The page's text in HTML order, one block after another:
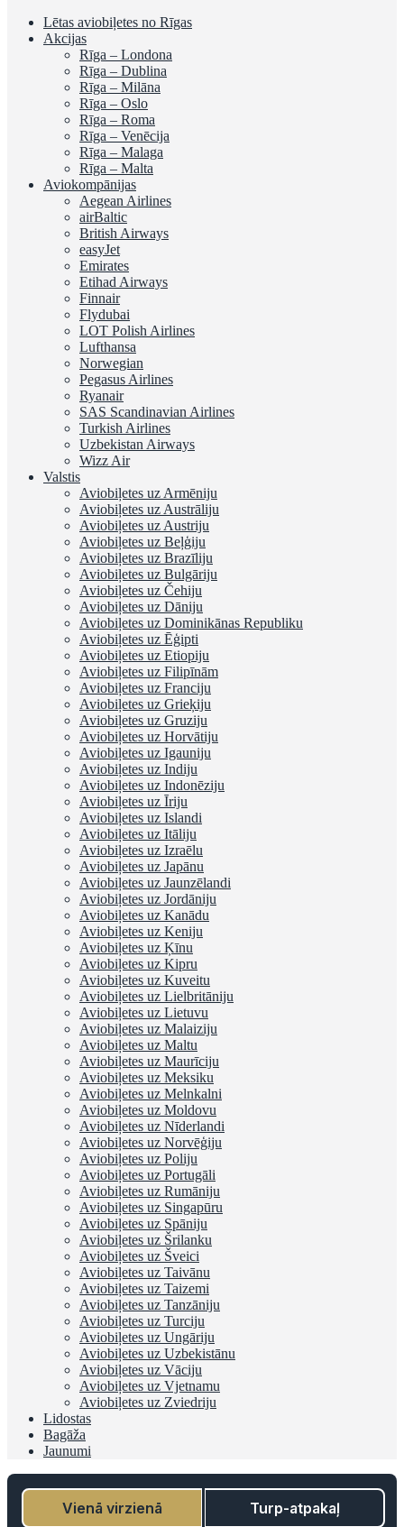
Lētas aviobiļetes no Rīgas
Akcijas
Rīga – Londona
Rīga – Dublina
Rīga – Milāna
Rīga – Oslo
Rīga – Roma
Rīga – Venēcija
Rīga – Malaga
Rīga – Malta
Aviokompānijas
Aegean Airlines
airBaltic
British Airways
easyJet
Emirates
Etihad Airways
Finnair
Flydubai
LOT Polish Airlines
Lufthansa
Norwegian
Pegasus Airlines
Ryanair
SAS Scandinavian Airlines
Turkish Airlines
Uzbekistan Airways
Wizz Air
Valstis
Aviobiļetes uz Armēniju
Aviobiļetes uz Austrāliju
Aviobiļetes uz Austriju
Aviobiļetes uz Beļģiju
Aviobiļetes uz Brazīliju
Aviobiļetes uz Bulgāriju
Aviobiļetes uz Čehiju
Aviobiļetes uz Dāniju
Aviobiļetes uz Dominikānas Republiku
Aviobiļetes uz Ēģipti
Aviobiļetes uz Etiopiju
Aviobiļetes uz Filipīnām
Aviobiļetes uz Franciju
Aviobiļetes uz Grieķiju
Aviobiļetes uz Gruziju
Aviobiļetes uz Horvātiju
Aviobiļetes uz Igauniju
Aviobiļetes uz Indiju
Aviobiļetes uz Indonēziju
Aviobiļetes uz Īriju
Aviobiļetes uz Islandi
Aviobiļetes uz Itāliju
Aviobiļetes uz Izraēlu
Aviobiļetes uz Japānu
Aviobiļetes uz Jaunzēlandi
Aviobiļetes uz Jordāniju
Aviobiļetes uz Kanādu
Aviobiļetes uz Keniju
Aviobiļetes uz Ķīnu
Aviobiļetes uz Kipru
Aviobiļetes uz Kuveitu
Aviobiļetes uz Lielbritāniju
Aviobiļetes uz Lietuvu
Aviobiļetes uz Malaiziju
Aviobiļetes uz Maltu
Aviobiļetes uz Maurīciju
Aviobiļetes uz Meksiku
Aviobiļetes uz Melnkalni
Aviobiļetes uz Moldovu
Aviobiļetes uz Nīderlandi
Aviobiļetes uz Norvēģiju
Aviobiļetes uz Poliju
Aviobiļetes uz Portugāli
Aviobiļetes uz Rumāniju
Aviobiļetes uz Singapūru
Aviobiļetes uz Spāniju
Aviobiļetes uz Šrilanku
Aviobiļetes uz Šveici
Aviobiļetes uz Taivānu
Aviobiļetes uz Taizemi
Aviobiļetes uz Tanzāniju
Aviobiļetes uz Turciju
Aviobiļetes uz Ungāriju
Aviobiļetes uz Uzbekistānu
Aviobiļetes uz Vāciju
Aviobiļetes uz Vjetnamu
Aviobiļetes uz Zviedriju
Lidostas
Bagāža
Jaunumi
Vienā virzienā Turp-atpakaļ